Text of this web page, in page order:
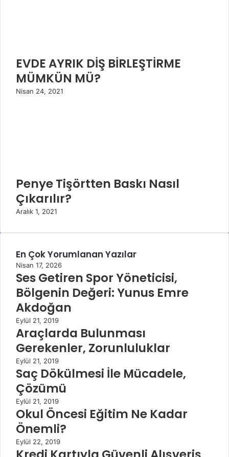
EVDE AYRIK DİŞ BİRLEŞTİRME
MÜMKÜN MÜ?
Nisan 24, 2021
Penye Tişörtten Baskı Nasıl
Çıkarılır?
Aralık 1, 2021
En Çok Yorumlanan Yazılar
Nisan 17, 2026
Ses Getiren Spor Yöneticisi,
Bölgenin Değeri: Yunus Emre
Akdoğan
Eylül 21, 2019
Araçlarda Bulunması
Gerekenler, Zorunluluklar
Eylül 21, 2019
Saç Dökülmesi İle Mücadele,
Çözümü
Eylül 21, 2019
Okul Öncesi Eğitim Ne Kadar
Önemli?
Eylül 22, 2019